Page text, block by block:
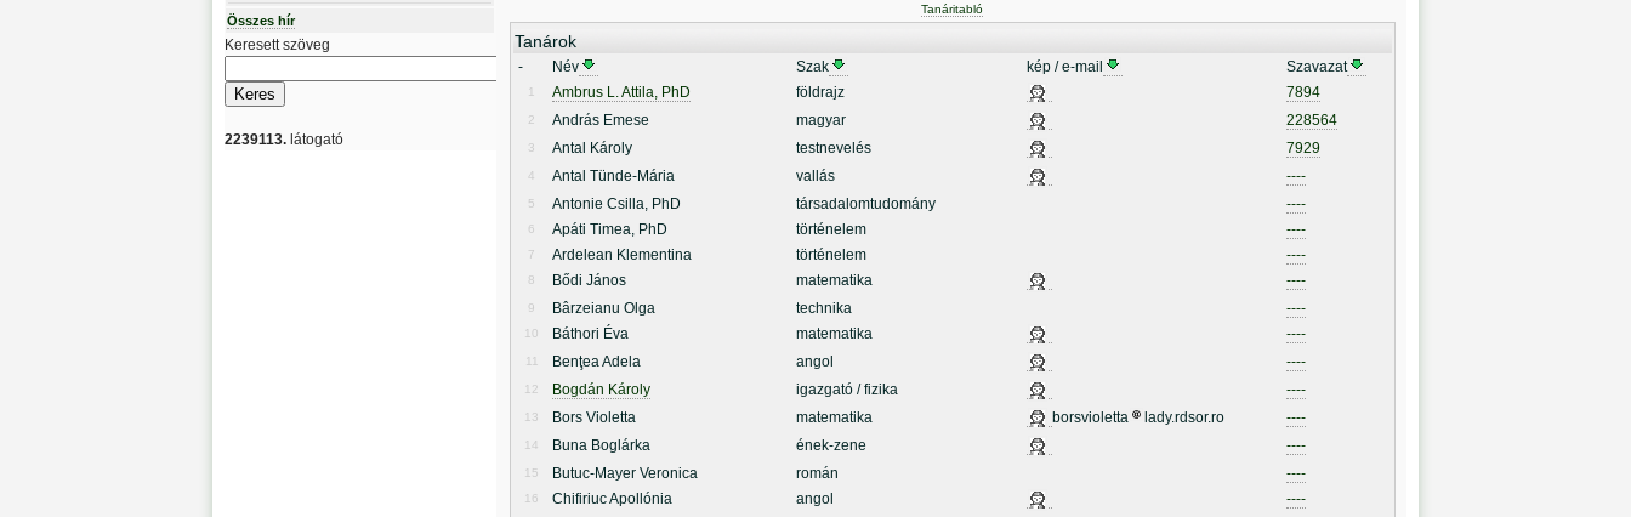
Összes hír
Keresett szöveg
2239113. látogató
Tanáritabló
Tanárok
- Név Szak kép / e-mail Szavazat
1 Ambrus L. Attila, PhD földrajz 7894
2 András Emese magyar 228564
3 Antal Károly testnevelés 7929
4 Antal Tünde-Mária vallás ----
5 Antonie Csilla, PhD társadalomtudomány ----
6 Apáti Timea, PhD történelem ----
7 Ardelean Klementina történelem ----
8 Bődi János matematika ----
9 Bârzeianu Olga technika ----
10 Báthori Éva matematika ----
11 Benţea Adela angol ----
12 Bogdán Károly igazgató / fizika ----
13 Bors Violetta matematika borsvioletta lady.rdsor.ro ----
14 Buna Boglárka ének-zene ----
15 Butuc-Mayer Veronica román ----
16 Chifiriuc Apollónia angol ----